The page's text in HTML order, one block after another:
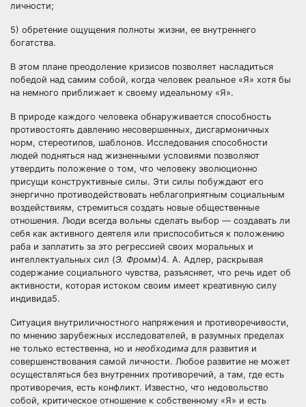
личности;
5) обретение ощущения полноты жизни, ее внутреннего
богатства.
В этом плане преодоление кризисов позволяет насладиться
победой над самим собой, когда человек реальное «Я» хотя бы
на немного приближает к своему идеальному «Я».
В природе каждого человека обнаруживается способность
противостоять давлению несовершенных, дисгармоничных
норм, стереотипов, шаблонов. Исследования способности
людей подняться над жизненными условиями позволяют
утвердить положение о том, что человеку эволюционно
присущи конструктивные силы. Эти силы побуждают его
энергично противодействовать неблагоприятным социальным
воздействиям, стремиться создать новые общественные
отношения. Люди всегда вольны сделать выбор — создавать ли
себя как активного деятеля или приспособиться к положению
раба и заплатить за это регрессией своих моральных и
интеллектуальных сил (Э. Фромм)4. А. Адлер, раскрывая
содержание социального чувства, разъясняет, что речь идет об
активности, которая истоком своим имеет креативную силу
индивида5.
Ситуация внутриличностного напряжения и противоречивости,
по мнению зарубежных исследователей, в разумных пределах
не только естественна, но и необходима для развития и
совершенствования самой личности. Любое развитие не может
осуществляться без внутренних противоречий, а там, где есть
противоречия, есть конфликт. Известно, что недовольство
собой, критическое отношение к собственному «Я» и есть